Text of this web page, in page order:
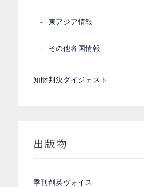
東アジア情報
その他各国情報
知財判決ダイジェスト
出版物
季刊創英ヴォイス